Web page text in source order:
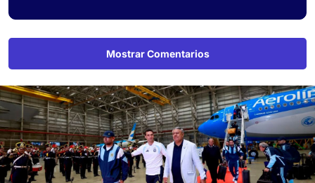
Mostrar Comentarios